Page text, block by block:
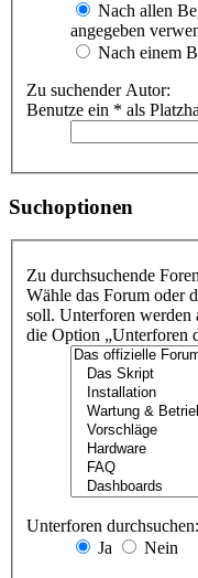
Nach allen
angegeben
Nach einem
Zu suchender Autor:
Benutze ein * als
Suchoptionen
Zu durchsuchende
Wähle das Forum oder
soll. Unterforen werden
die Option „Unterforen
Unterforen durchsuchen:
Ja
Nein